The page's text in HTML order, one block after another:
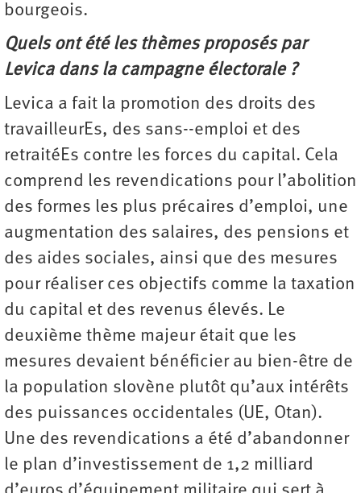
bourgeois.
Quels ont été les thèmes proposés par
Levica dans la campagne électorale ?
Levica a fait la promotion des droits des
travailleurEs, des sans--emploi et des
retraitéEs contre les forces du capital. Cela
comprend les revendications pour l’abolition
des formes les plus précaires d’emploi, une
augmentation des salaires, des pensions et
des aides sociales, ainsi que des mesures
pour réaliser ces objectifs comme la taxation
du capital et des revenus élevés. Le
deuxième thème majeur était que les
mesures devaient bénéficier au bien-être de
la population slovène plutôt qu’aux intérêts
des puissances occidentales (UE, Otan).
Une des revendications a été d’abandonner
le plan d’investissement de 1,2 milliard